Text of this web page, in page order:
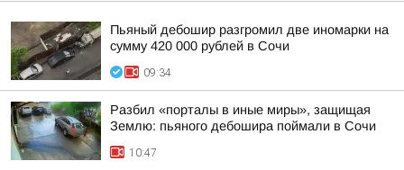
Пьяный дебошир разгромил две иномарки на
сумму 420 000 рублей в Сочи
09:34
Разбил «порталы в иные миры», защищая
Землю: пьяного дебошира поймали в Сочи
10:47